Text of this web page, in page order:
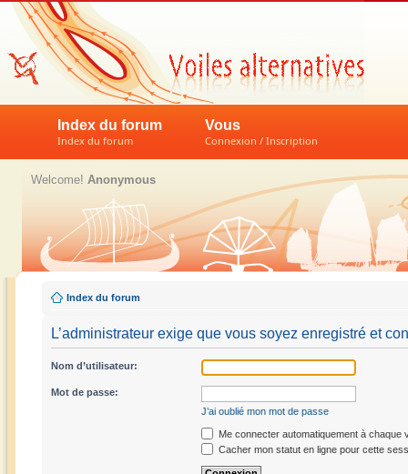
Index du forum
Index du forum
Vous
Connexion / Inscription
Welcome! Anonymous
Index du forum
L’administrateur exige que vous soyez enregistré et
Nom d’utilisateur:
Mot de passe:
J’ai oublié mon mot de passe
Me connecter automatiquement à chaque
Cacher mon statut en ligne pour cette